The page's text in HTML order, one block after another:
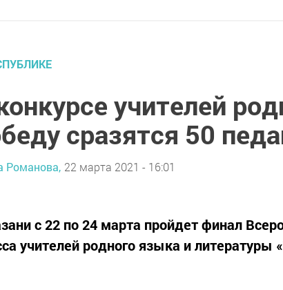
учителей
сразятся 50
Романова, 22 марта 2021 - 16:01
с 22 по 24 марта пройдет финал
учителей родного языка и литературы